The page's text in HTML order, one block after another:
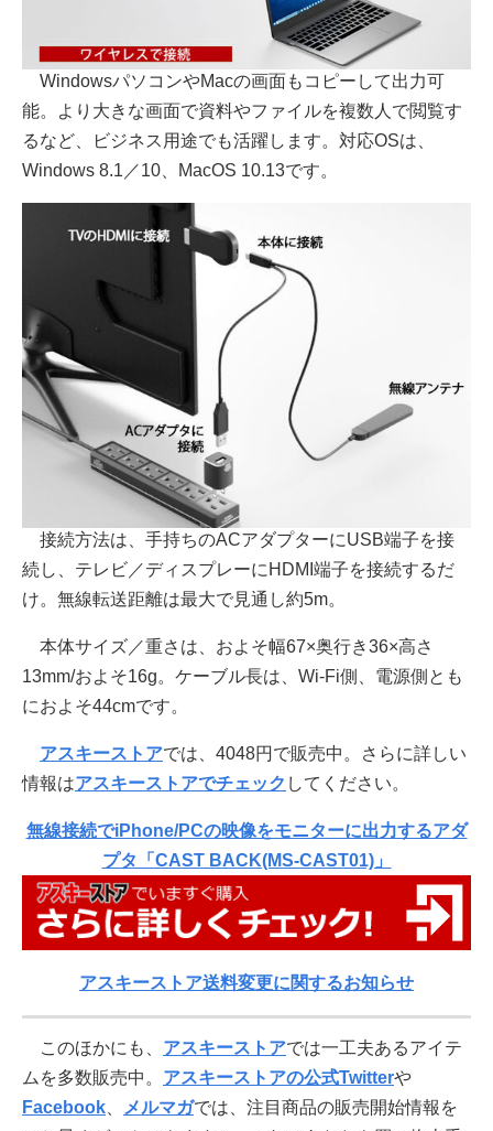
WindowsパソコンやMacの画面もコピーして出力可
能。より大きな画面で資料やファイルを複数人で閲覧す
るなど、ビジネス用途でも活躍します。対応OSは、
Windows 8.1／10、MacOS 10.13です。
接続方法は、手持ちのACアダプターにUSB端子を接
続し、テレビ／ディスプレーにHDMI端子を接続するだ
け。無線転送距離は最大で見通し約5m。
本体サイズ／重さは、およそ幅67×奥行き36×高さ
13mm/およそ16g。ケーブル長は、Wi-Fi側、電源側とも
におよそ44cmです。
アスキーストアでは、4048円で販売中。さらに詳しい
情報はアスキーストアでチェック してください。
無線接続でiPhone/PCの映像をモニターに出力するアダ
プタ「CAST BACK(MS-CAST01)」
アスキーストア送料変更に関するお知らせ
このほかにも、 アスキーストアでは一工夫あるアイテ
ムを多数販売中。 アスキーストアの公式Twitterや
Facebook、 メルマガでは、注目商品の販売開始情報を